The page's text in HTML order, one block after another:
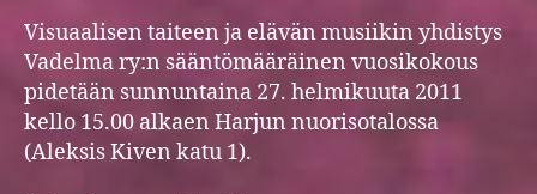
Visuaalisen taiteen ja elävän musiikin yhdistys
Vadelma ry:n sääntömääräinen vuosikokous
pidetään sunnuntaina 27. helmikuuta 2011
kello 15.00 alkaen Harjun nuorisotalossa
(Aleksis Kiven katu 1).